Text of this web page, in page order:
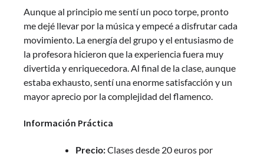
Aunque al principio me sentí un poco torpe, pronto
me dejé llevar por la música y empecé a disfrutar cada
movimiento. La energía del grupo y el entusiasmo de
la profesora hicieron que la experiencia fuera muy
divertida y enriquecedora. Al final de la clase, aunque
estaba exhausto, sentí una enorme satisfacción y un
mayor aprecio por la complejidad del flamenco.
Información Práctica
Precio:Clases desde 20 euros por